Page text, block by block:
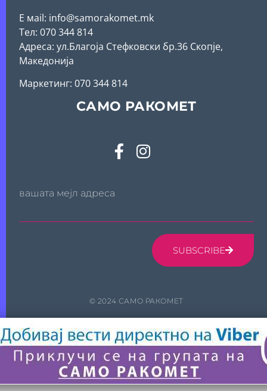
Е мail: info@samorakomet.mk
Тел: 070 344 814
Адреса: ул.Благоја Стефковски бр.36 Скопје,
Македонија
Mаркетинг: 070 344 814
САМО РАКОМЕТ
вашата мејл адреса
SUBSCRIBE
© 2024 САМО РАКОМЕТ